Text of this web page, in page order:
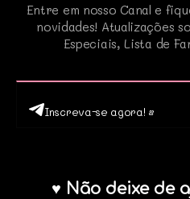
Entre em nosso Canal e
novidades! Atualizações
Especiais, Lista de
Inscreva-se agora! •
♥ Não deixe de